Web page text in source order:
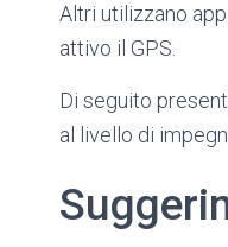
Altri utilizzano
attivo il GPS.
Di seguito
al livello di